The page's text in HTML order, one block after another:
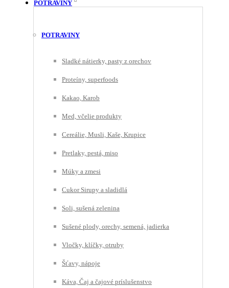
POTRAVINY
POTRAVINY
Sladké nátierky, pasty z orechov
Proteíny, superfoods
Kakao, Karob
Med, včelie produkty
Cereálie, Musli, Kaše, Krupice
Pretlaky, pestá, miso
Múky a zmesi
Cukor Sirupy a sladidlá
Soli, sušená zelenina
Sušené plody, orechy, semená, jadierka
Vločky, klíčky, otruby
Šťavy, nápoje
Káva, Čaj a čajové príslušenstvo